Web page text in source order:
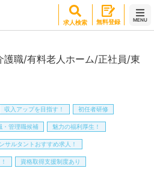
求人検索 無料登録 MENU
職/有料老人ホーム/正社員/東
収入アップを目指す！ 初任者研修
・管理職候補 魅力の福利厚生！
サルタントおすすめ求人！
資格取得支援制度あり